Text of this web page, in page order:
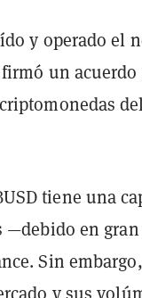
y operado el
un
tiene una
en
Sin
y sus